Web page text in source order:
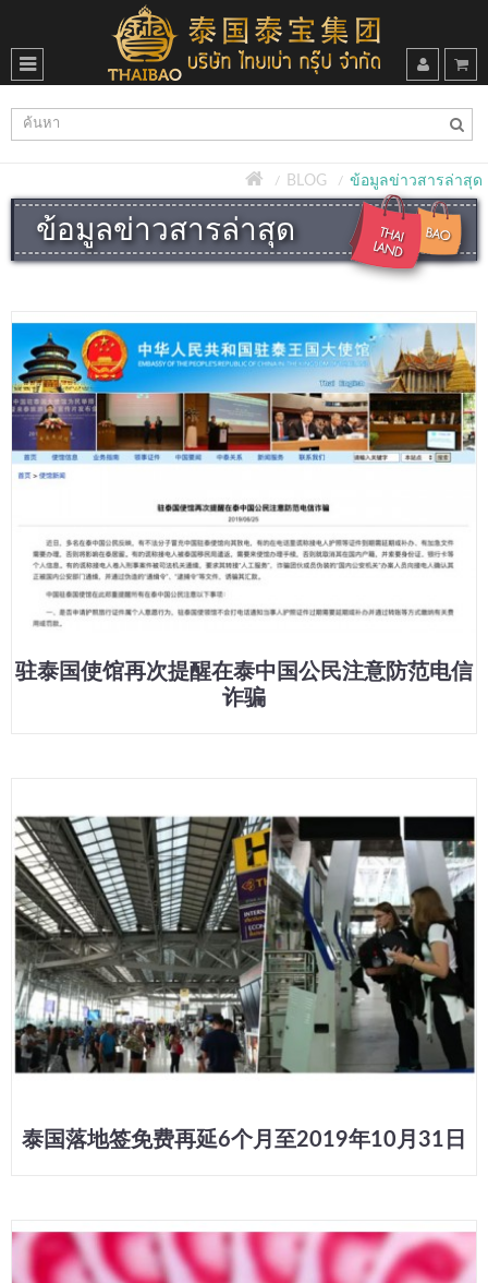
BLOG ข้อมูลข่าวสารล่าสุด
ข้อมูลข่าวสารล่าสุด
驻泰国使馆再次提醒在泰中国公民注意防范电信
诈骗
泰国落地签免费再延6个月至2019年10月31日